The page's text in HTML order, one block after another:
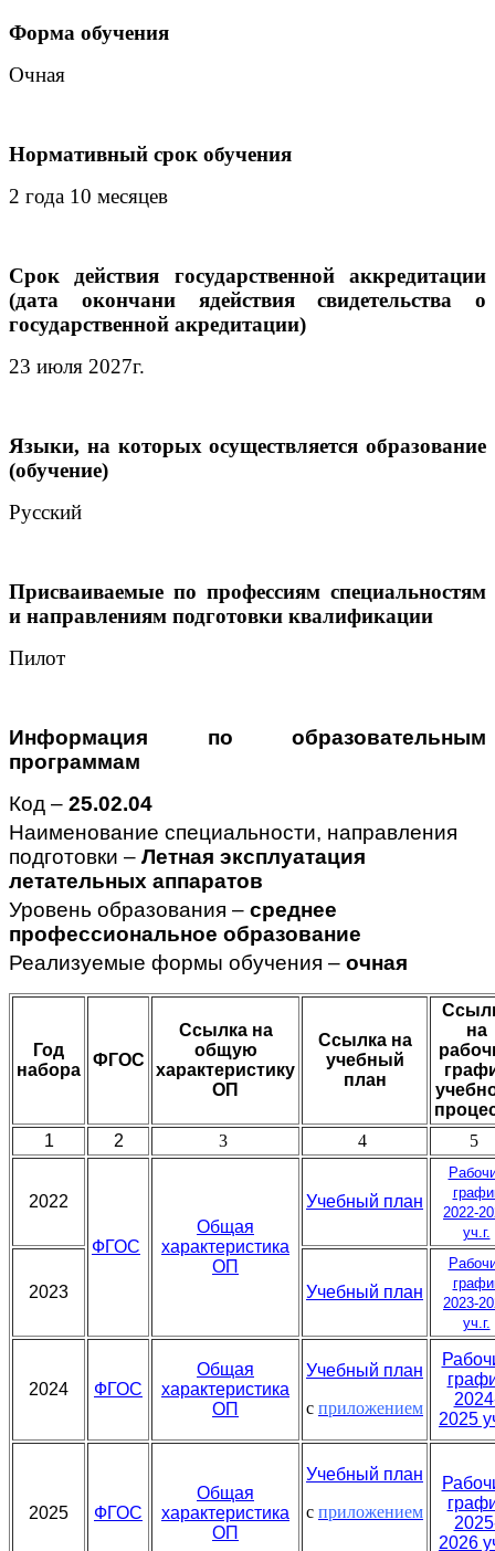
Форма обучения
Очная
Нормативный срок обучения
2 года 10 месяцев
Срок действия государственной аккредитации
(дата окончани ядействия свидетельства о
государственной акредитации)
23 июля 2027г.
Языки, на которых осуществляется образование
(обучение)
Русский
Присваиваемые по профессиям специальностям
и направлениям подготовки квалификации
Пилот
Информация по образовательным
программам
Код – 25.02.04
Наименование специальности, направления
подготовки – Летная эксплуатация
летательных аппаратов
Уровень образования – среднее
профессиональное образование
Реализуемые формы обучения – очная
Год
набора
ФГОС
Ссылка на
общую
характеристику
ОП
Ссылка на
учебный
план
на
1
2 3 4 5
2022
ФГОС
Общая
характеристика
ОП
Учебный план
2022-
уч.г.
2023 Учебный план
2023-
уч.г.
2024 ФГОС
Общая
характеристика
ОП
Учебный план
с приложением
2025
2025 ФГОС
Общая
характеристика
ОП
Учебный план
с приложением
2026